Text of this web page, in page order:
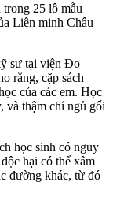
25 lô mẫu
Liên minh Châu
sư tại viện Đo
rằng, cặp sách
của các em. Học
và thậm chí ngủ gối
học sinh có nguy
hại có thể xâm
đường khác, từ đó